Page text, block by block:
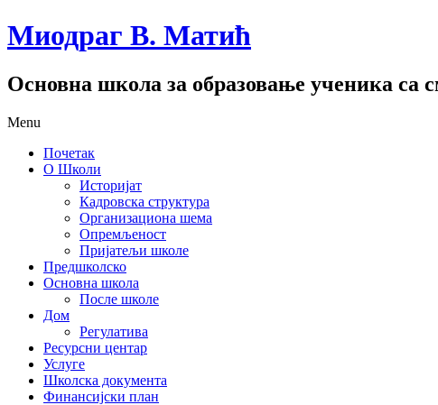
Миодраг В. Матић
Основна школа за образовање ученика са
Menu
Почетак
О Школи
Историјат
Кадровска структура
Организациона шема
Опремљеност
Пријатељи школе
Предшколско
Основна школа
После школе
Дом
Регулатива
Ресурсни центар
Услуге
Школска документа
Финансијски план